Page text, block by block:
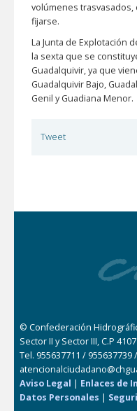
volúmenes
fijarse.
La Junta de Explotación
la sexta que se
Guadalquivir, ya que
Guadalquivir Bajo,
Genil y Guadiana Menor.
Tweet
© Confederación
Sector II y Sector III, C.P
Tel. 955637711 / 955637739
Aviso Legal | Enlaces de
Datos Personales |